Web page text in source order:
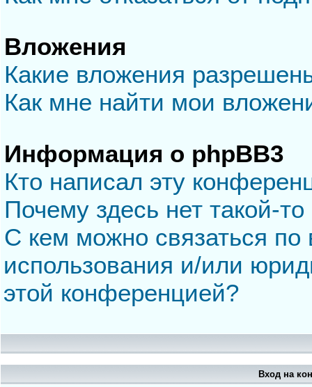
Вложения
Какие вложения
Как мне найти мои
Информация о phpBB3
Кто написал эту
Почему здесь нет такой-
С кем можно связаться по
использования и/или
этой конференцией?
Вход на